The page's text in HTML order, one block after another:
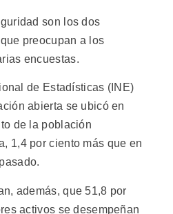
son los dos
preocupan a los
encuestas.
de Estadísticas (INE)
abierta se ubicó en
de la población
1,4 por ciento más que en
además, que 51,8 por
activos se desempeñan